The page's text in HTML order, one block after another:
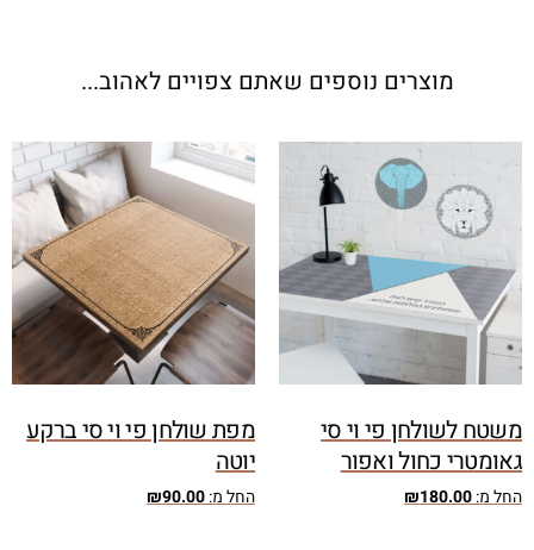
מוצרים נוספים שאתם צפויים לאהוב...
משטח לשולחן פי וי סי
גאומטרי כחול ואפור
החל מ: ₪180.00
מפת שולחן פי וי סי ברקע
יוטה
החל מ: ₪90.00